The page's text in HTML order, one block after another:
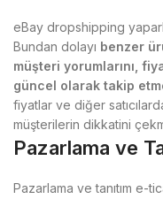
eBay dropshipping
Bundan dolayı benzer
müşteri yorumlarını,
güncel olarak takip
fiyatlar ve diğer
müşterilerin dikkatini
Pazarlama ve
Pazarlama ve tanıtım e-